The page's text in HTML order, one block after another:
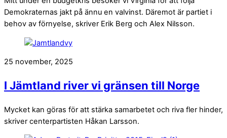
Demokraternas jakt på ännu en valvinst. Däremot är partiet i
behov av förnyelse, skriver Erik Berg och Alex Nilsson.
25 november, 2025
I Jämtland river vi gränsen till Norge
Mycket kan göras för att stärka samarbetet och riva fler hinder,
skriver centerpartisten Håkan Larsson.